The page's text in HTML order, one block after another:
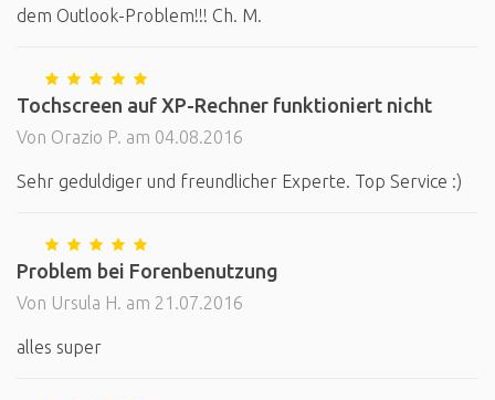
dem Outlook-Problem!!! Ch. M.
Tochscreen auf XP-Rechner funktioniert nicht
Von Orazio P. am 04.08.2016
Sehr geduldiger und freundlicher Experte. Top Service :)
Problem bei Forenbenutzung
Von Ursula H. am 21.07.2016
alles super